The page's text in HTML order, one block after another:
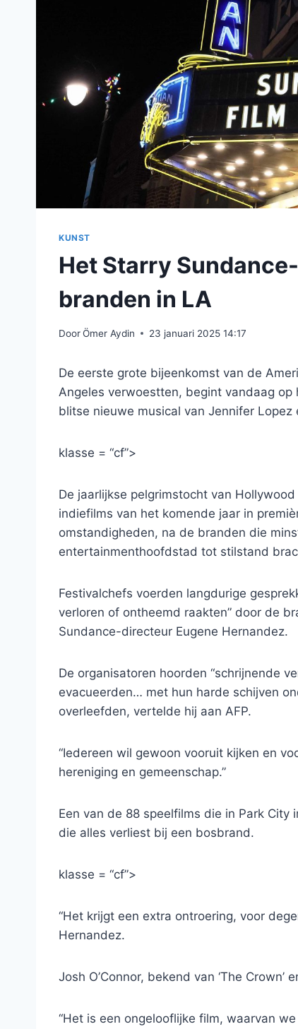
KUNST
Het Starry
branden in LA
DoorÖmer Aydin 23 januari 2025 14:17
De eerste grote bijeenkomst van de
Angeles verwoestten, begint vandaag
blitse nieuwe musical van Jennifer
klasse = “cf”>
De jaarlijkse pelgrimstocht van
indiefilms van het komende jaar in
omstandigheden, na de branden die
entertainmenthoofdstad tot stilstand
Festivalchefs voerden langdurige
verloren of ontheemd raakten” door de
Sundance-directeur Eugene Hernandez.
De organisatoren hoorden “schrijnende
evacueerden… met hun harde schijven
overleefden, vertelde hij aan AFP.
“Iedereen wil gewoon vooruit kijken en
hereniging en gemeenschap.”
Een van de 88 speelfilms die in Park City
die alles verliest bij een bosbrand.
klasse = “cf”>
“Het krijgt een extra ontroering, voor
Hernandez.
Josh O’Connor, bekend van ‘The Crown’
“Het is een ongelooflijke film, waarvan